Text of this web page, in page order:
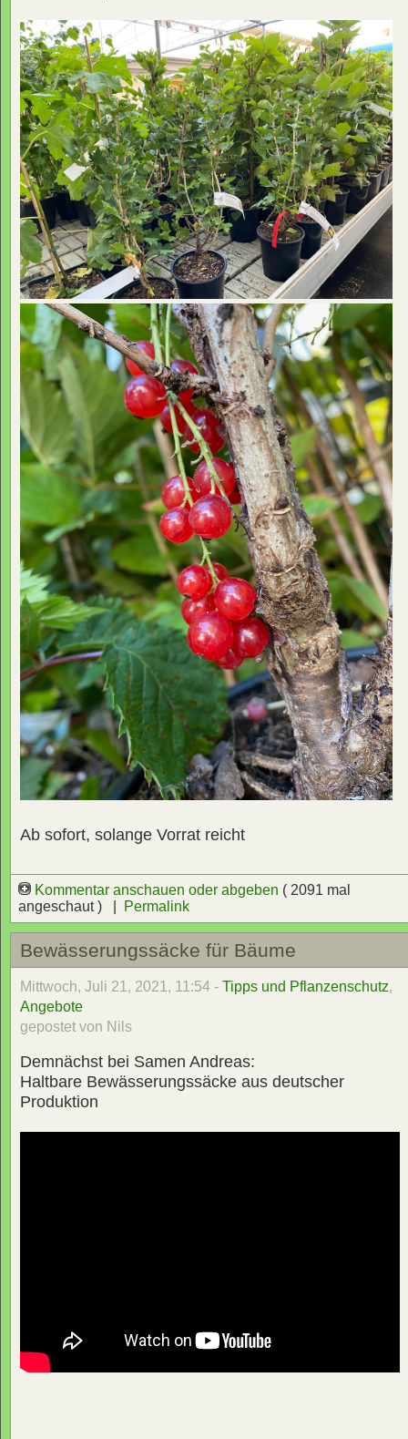
Ab sofort, solange Vorrat reicht
Kommentar anschauen oder abgeben ( 2091 mal
angeschaut ) |
Permalink
Bewässerungssäcke für Bäume
Mittwoch, Juli 21, 2021, 11:54 - Tipps und Pflanzenschutz,
Angebote
gepostet von Nils
Demnächst bei Samen Andreas:
Haltbare Bewässerungssäcke aus deutscher
Produktion